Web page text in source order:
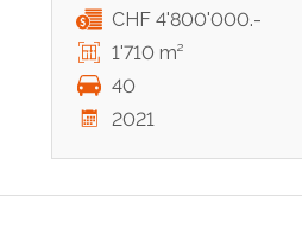
CHF 4'800'000.-
1'710 m²
40
2021